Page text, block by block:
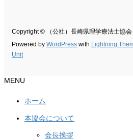
Copyright © （公社）長崎県理学療法士協
Powered by WordPress with Lightning
Unit
MENU
ホーム
本協会について
会長挨拶